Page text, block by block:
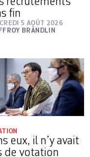
fin
5 AOÛT 2026
BRÄNDLIN
eux, il n’y avait
de votation